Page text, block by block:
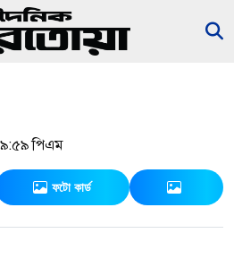
পিএম
ফটো কার্ড